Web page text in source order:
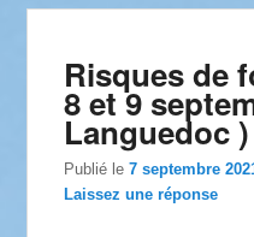
Risques de
8 et 9
Languedoc )
Publié le7 septembre
Laissez une réponse